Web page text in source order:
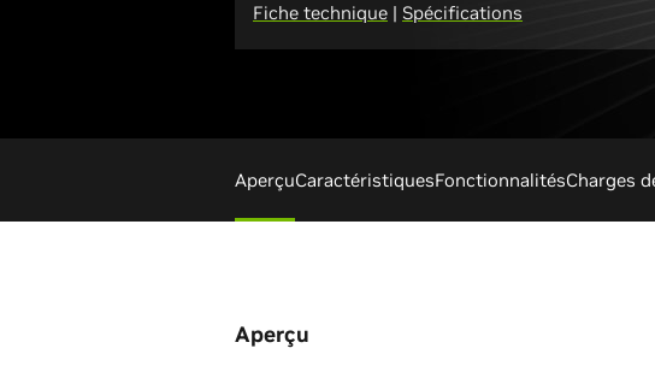
Fiche technique | Spécifications
AperçuCaractéristiquesFonctionnalitésCharges
Aperçu